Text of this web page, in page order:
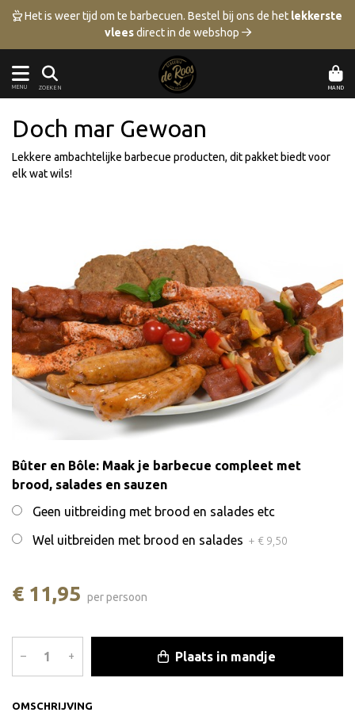
 Het is weer tijd om te barbecuen. Bestel bij ons de het lekkerste
vleesdirect in de webshop 
MENU ZOEKEN MAND
OMSCHRIJVING
Doch mar Gewoan
Lekkere ambachtelijke barbecue producten, dit pakket biedt voor
elk wat wils!
Bûter en Bôle: Maak je barbecue compleet met
brood, salades en sauzen
Geen uitbreiding met brood en salades etc
Wel uitbreiden met brood en salades + € 9,50
€ 11,95 per persoon
– + Plaats in mandje